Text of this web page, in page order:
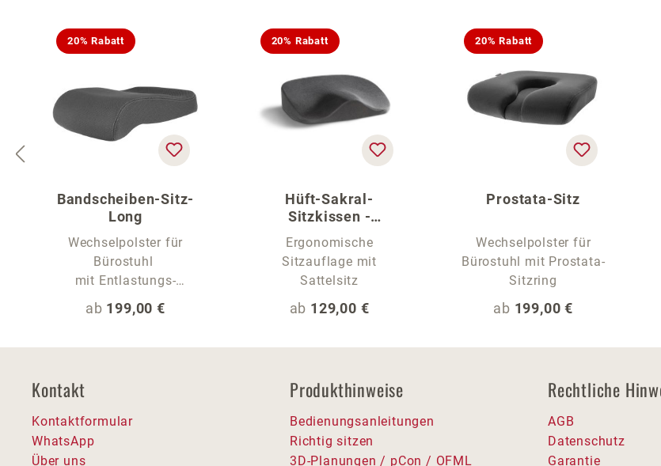
20% Rabatt
Bandscheiben-Sitz-
Long
Wechselpolster für
Bürostuhl
mit Entlastungs-
Sitzwelle und extra
langer Sitzfläche
Regulärer Preis:
ab 199,00 €
20% Rabatt
Hüft-Sakral-
Sitzkissen -
Sitzauflage für Stühle
Ergonomische
Sitzauflage mit
Sattelsitz
Regulärer Preis:
ab 129,00 €
20% Rabatt
Prostata-Sitz
Wechselpolster für
Bürostuhl mit Prostata-
Sitzring
Regulärer Preis:
ab 199,00 €
Kontakt
Kontaktformular
WhatsApp
Über uns
Produkthinweise
Bedienungsanleitungen
Richtig sitzen
3D-Planungen / pCon / OFML
Rechtliche
AGB
Datenschutz
Garantie